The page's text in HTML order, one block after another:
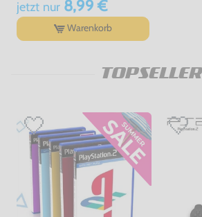
jetzt nur8,99 €
Warenkorb
TOPSELLER